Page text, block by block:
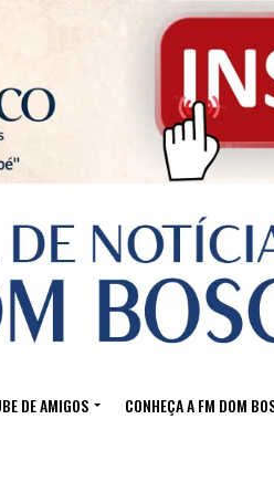
DE AMIGOS CONHEÇA A FM DOM